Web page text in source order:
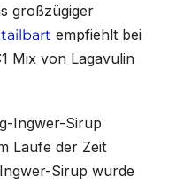
großzügiger
empfiehlt bei
Mix von Lagavulin
Ingwer-Sirup
Laufe der Zeit
Sirup wurde